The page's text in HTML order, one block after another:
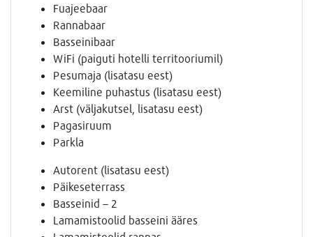
Fuajeebaar
Rannabaar
Basseinibaar
WiFi (paiguti hotelli territooriumil)
Pesumaja (lisatasu eest)
Keemiline puhastus (lisatasu eest)
Arst (väljakutsel, lisatasu eest)
Pagasiruum
Parkla
Autorent (lisatasu eest)
Päikeseterrass
Basseinid – 2
Lamamistoolid basseini ääres